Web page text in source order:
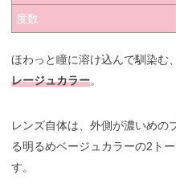
度数
ほわっと瞳に溶け込んで馴染む
レージュカラー。
レンズ自体は、外側が濃いめの
る明るめベージュカラーの2ト
す。